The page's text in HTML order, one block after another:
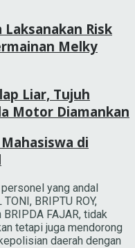
Risk
Melky
Liar, Tujuh
Motor Diamankan
di
yang andal
BRIPTU ROY,
BRIPDA FAJAR, tidak
tetapi juga mendorong
daerah dengan